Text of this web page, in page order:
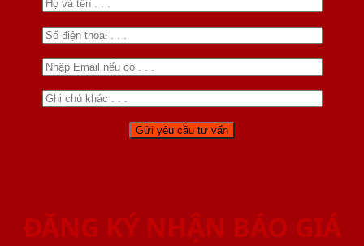
ĐĂNG KÝ NHẬN BÁO GIÁ